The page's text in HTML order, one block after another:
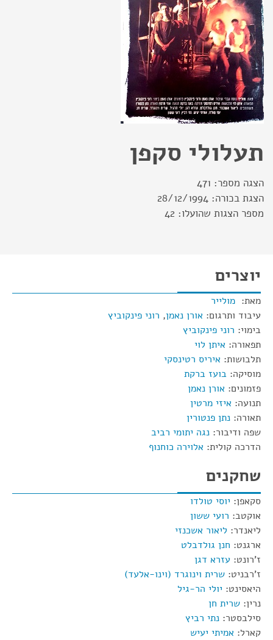
תעלולי סקפן
הצגה מספר: 471
הצגת בכורה: 28/12/1994
מספר הצגות שהועלו: 42
יוצרים
מאת: מולייר
עיבוד ותרגום: אורן נאמן, רוני פינקוביץ
בימוי: רוני פינקוביץ
תפאורה: איתן לוי
תלבושות: איריס רטינסקי
מוסיקה: בועז ברקת
פזמונים: אורן נאמן
תנועה: איזי מרטין
תאורה: נתן פנטורין
שפה ודיבור: נגה יתומי רביב
הדרכה קולית: אלוירה כוחנוף
שחקנים
סקאפן: יוסי טולדו
אוקטב: רועי ששון
ליאנדר: ליאור אשכנזי
ארגנט: חנן גולדבלט
ז'רונט: עזרא דגן
ז'רבניט: שרית וינוגרד (וינו-אלעד)
היאסינט: יולי הר-גיל
נרין: שרית חן
סילבסטר: נתי רביץ
קארל: אמיתי יעיש